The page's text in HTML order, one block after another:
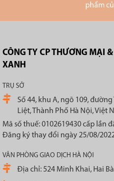
phẩm
CÔNG TY CP THƯƠNG MẠI
XANH
TRỤ SỞ
Số 44, khu A, ngõ 109,
Liệt, Thành Phố Hà Nội, Việt
Mã số thuế: 0102619430 cấp lần
Đăng ký thay đổi ngày 25/08/
VĂN PHÒNG GIAO DỊCH HÀ NỘI
Địa chỉ: 524 Minh Khai, Hai